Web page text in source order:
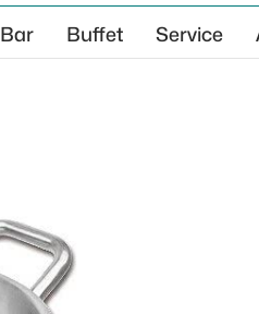
Bar Buffet Service